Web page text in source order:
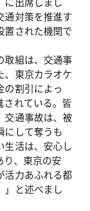
通対策を推進す
置された機関で
取組は、交通事
、東京カラオケ
の割引によっ
されている。皆
交通事故は、被
にして奪うも
生活は、安心し
り、東京の安
活力あふれる都
」と述べまし